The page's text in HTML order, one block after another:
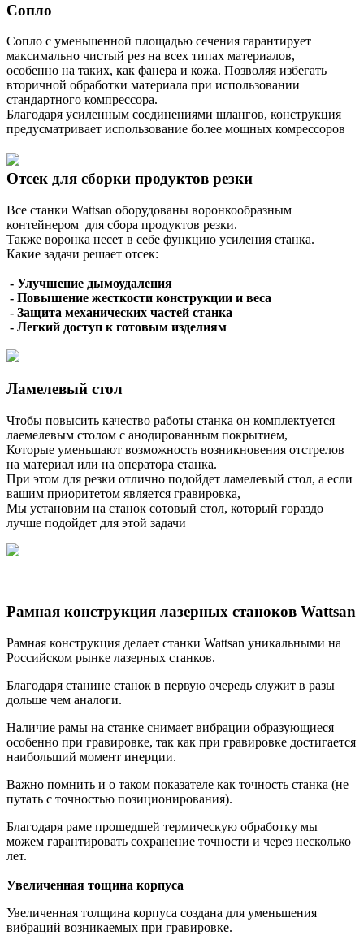
Сопло
Сопло с уменьшенной площадью сечения гарантирует
максимально чистый рез на всех типах материалов,
особенно на таких, как фанера и кожа. Позволяя избегать
вторичной обработки материала при использовании
стандартного компрессора.
Благодаря усиленным соединениями шлангов, конструкция
предусматривает использование более мощных комрессоров
Отсек для сборки продуктов резки
Все станки Wattsan оборудованы воронкообразным
контейнером для сбора продуктов резки.
Также воронка несет в себе функцию усиления станка.
Какие задачи решает отсек:
- Улучшение дымоудаления
- Повышение жесткости конструкции и веса
- Защита механических частей станка
- Легкий доступ к готовым изделиям
Ламелевый стол
Чтобы повысить качество работы станка он комплектуется
лаемелевым столом с анодированным покрытием,
Которые уменьшают возможность возникновения отстрелов
на материал или на оператора станка.
При этом для резки отлично подойдет ламелевый стол, а если
вашим приоритетом является гравировка,
Мы установим на станок сотовый стол, который гораздо
лучше подойдет для этой задачи
Рамная конструкция лазерных станоков Wattsan
Рамная конструкция делает станки Wattsan уникальными на
Российском рынке лазерных станков.
Благодаря станине станок в первую очередь служит в разы
дольше чем аналоги.
Наличие рамы на станке снимает вибрации образующиеся
особенно при гравировке, так как при гравировке достигается
наибольший момент инерции.
Важно помнить и о таком показателе как точность станка (не
путать с точностью позиционирования).
Благодаря раме прошедшей термическую обработку мы
можем гарантировать сохранение точности и через несколько
лет.
Увеличенная тощина корпуса
Увеличенная толщина корпуса создана для уменьшения
вибраций возникаемых при гравировке.